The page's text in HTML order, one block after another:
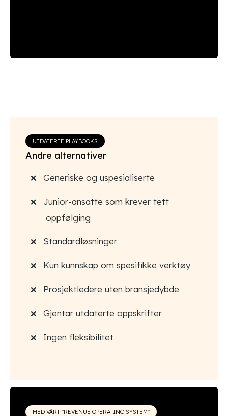
UTDATERTE PLAYBOOKS
Andre alternativer
Generiske og uspesialiserte
Junior-ansatte som krever tett
oppfølging
Standardløsninger
Kun kunnskap om spesifikke verktøy
Prosjektledere uten bransjedybde
Gjentar utdaterte oppskrifter
Ingen fleksibilitet
MED VÅRT "REVENUE OPERATING SYSTEM"